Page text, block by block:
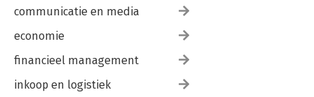
communicatie en media
economie
financieel management
inkoop en logistiek